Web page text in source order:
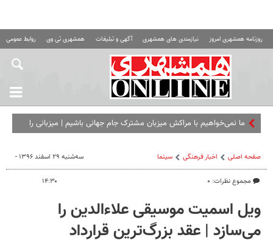
روزنامه همشهری امروز نیازمندی های همشهری آگهی و تبلیغات همشهری تی وی روابط عمومی
ما نمی‌خواهیم با مراکش میزبان مشترک جام جهانی باشیم |‌ میزبانی را
صفحه اصلی اخبار فرهنگی سینما
مجموع نظرات: ۰
سه‌شنبه ۲۹ اسفند ۱۳۹۶ -
۱۴:۳۰
ویل اسمیت موسیقی علاء‌الدین را
می‌سازد | عقد بزرگ‌ترین قرارداد